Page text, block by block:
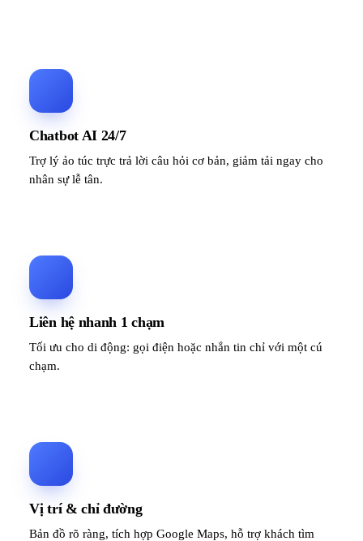
Chatbot AI 24/7
Trợ lý ảo túc trực trả lời câu hỏi cơ bản, giảm tải ngay cho
nhân sự lễ tân.
Liên hệ nhanh 1 chạm
Tối ưu cho di động: gọi điện hoặc nhắn tin chỉ với một cú
chạm.
Vị trí & chỉ đường
Bản đồ rõ ràng, tích hợp Google Maps, hỗ trợ khách tìm